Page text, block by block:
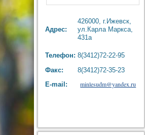
Адрес:
426000, г.Ижевск,
ул.Карла Маркса,
431а
Телефон: 8(3412)72-22-95
Факс:
8(3412)72-35-23
E-mail:
minlesudm@yandex.ru